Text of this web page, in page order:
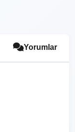
Yorumlar